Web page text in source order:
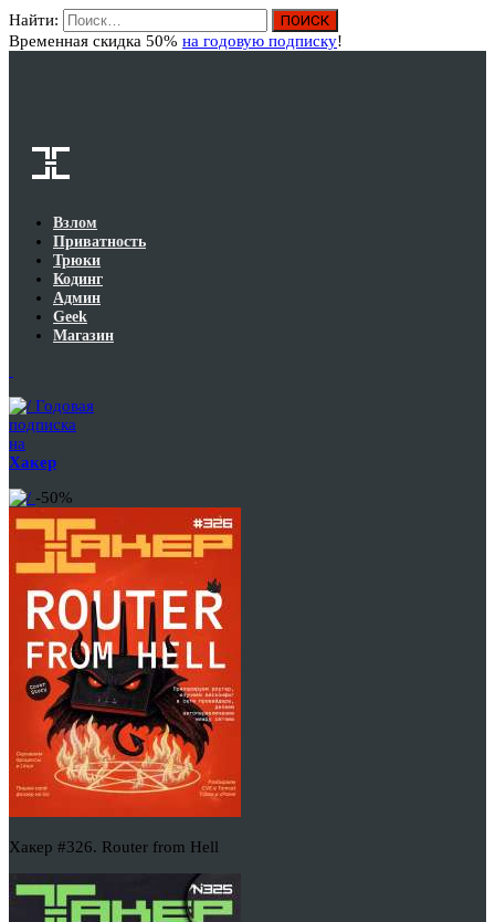
Найти:
Временная скидка 50% на годовую подписку!
Взлом
Приватность
Трюки
Кодинг
Админ
Geek
Магазин
Годовая
подписка
на
Хакер
-50%
Хакер #326. Router from Hell